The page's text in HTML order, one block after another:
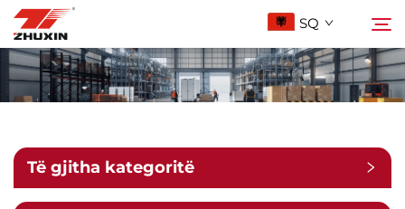
SQ
Aplikacionet
Të gjitha kategoritë